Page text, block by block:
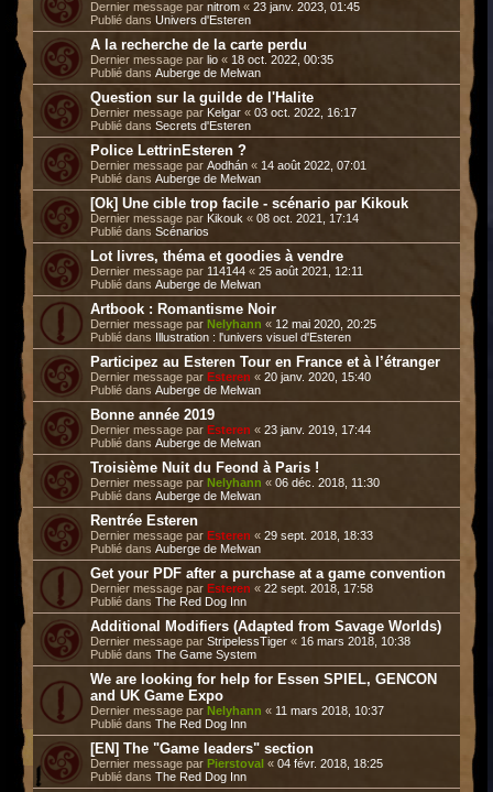
Dernier message par nitrom « 23 janv. 2023, 01:45
Publié dans Univers d'Esteren
A la recherche de la carte perdu
Dernier message par lio « 18 oct. 2022, 00:35
Publié dans Auberge de Melwan
Question sur la guilde de l'Halite
Dernier message par Kelgar « 03 oct. 2022, 16:17
Publié dans Secrets d'Esteren
Police LettrinEsteren ?
Dernier message par Aodhán « 14 août 2022, 07:01
Publié dans Auberge de Melwan
[Ok] Une cible trop facile - scénario par Kikouk
Dernier message par Kikouk « 08 oct. 2021, 17:14
Publié dans Scénarios
Lot livres, théma et goodies à vendre
Dernier message par 114144 « 25 août 2021, 12:11
Publié dans Auberge de Melwan
Artbook : Romantisme Noir
Dernier message par Nelyhann « 12 mai 2020, 20:25
Publié dans
Illustration : l'univers visuel d'Esteren
Participez au Esteren Tour en France et à l’étranger
Dernier message par Esteren « 20 janv. 2020, 15:40
Publié dans Auberge de Melwan
Bonne année 2019
Dernier message par Esteren « 23 janv. 2019, 17:44
Publié dans Auberge de Melwan
Troisième Nuit du Feond à Paris !
Dernier message par Nelyhann « 06 déc. 2018, 11:30
Publié dans Auberge de Melwan
Rentrée Esteren
Dernier message par Esteren « 29 sept. 2018, 18:33
Publié dans Auberge de Melwan
Get your PDF after a purchase at a game convention
Dernier message par Esteren « 22 sept. 2018, 17:58
Publié dans The Red Dog Inn
Additional Modifiers (Adapted from Savage Worlds)
Dernier message par StripelessTiger « 16 mars 2018, 10:38
Publié dans The Game System
We are looking for help for Essen SPIEL, GENCON
and UK Game Expo
Dernier message par Nelyhann « 11 mars 2018, 10:37
Publié dans The Red Dog Inn
[EN] The "Game leaders" section
Dernier message par Pierstoval « 04 févr. 2018, 18:25
Publié dans The Red Dog Inn